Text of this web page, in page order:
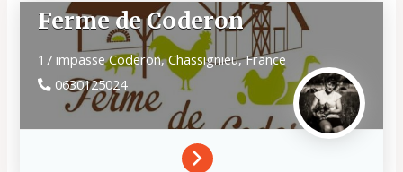
Ferme de Coderon
17 impasse Coderon,Chassignieu,France
0630125024